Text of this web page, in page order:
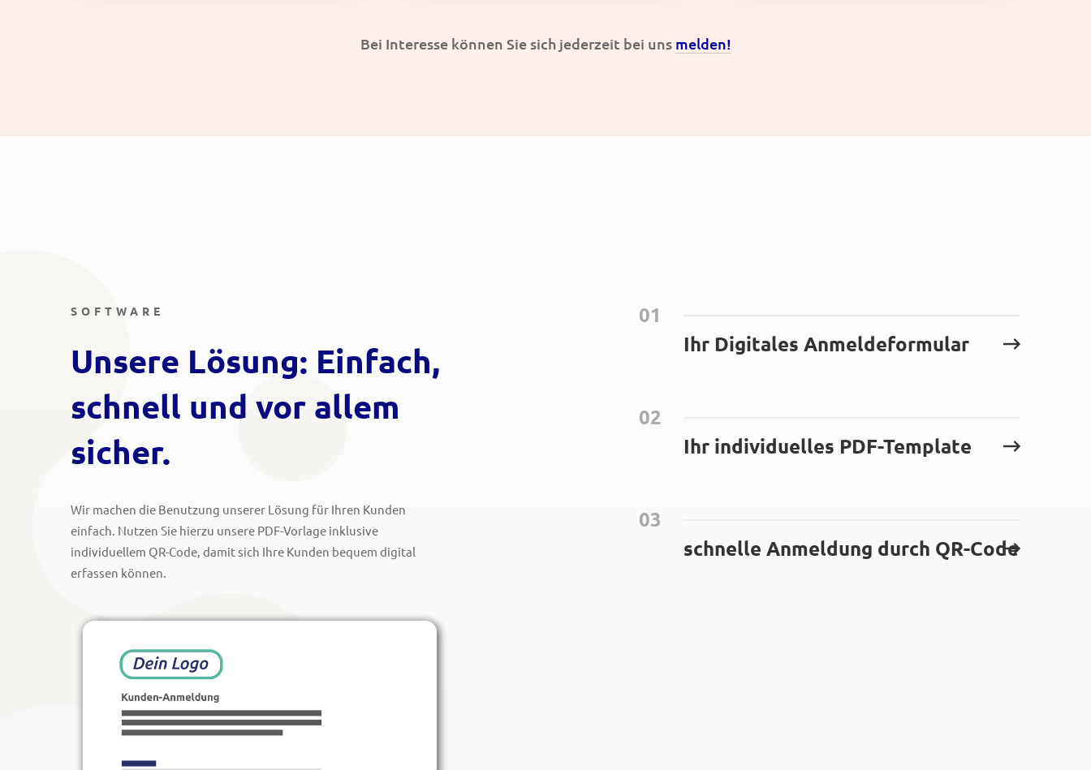
Bei Interesse können Sie sich jederzeit bei uns melden!
SOFTWARE
Unsere Lösung: Einfach,
schnell und vor allem
sicher.
Wir machen die Benutzung unserer Lösung für Ihren Kunden
einfach. Nutzen Sie hierzu unsere PDF-Vorlage inklusive
individuellem QR-Code, damit sich Ihre Kunden bequem digital
erfassen können.
01
Ihr Digitales Anmeldeformular
02
Ihr individuelles PDF-Template
03
schnelle Anmeldung durch QR-Code